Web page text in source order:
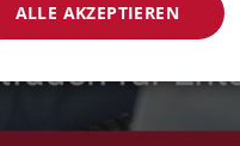
GERMAN
DANISH
ALLE AKZEPTIEREN